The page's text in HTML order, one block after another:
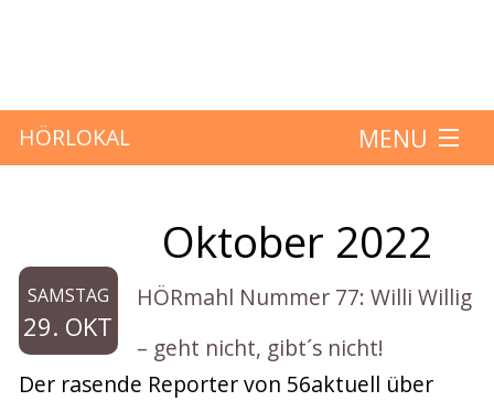
HÖRLOKAL MENU
Über das Projekt
Mitmachen
Oktober 2022
SAMSTAG
29. OKT
HÖRmahl Nummer 77: Willi Willig
– geht nicht, gibt´s nicht!
Der rasende Reporter von 56aktuell über